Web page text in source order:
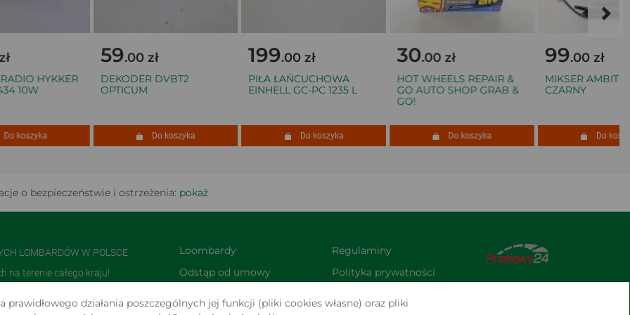
HYKKER
10W
koszyka
59.00 zł
DEKODER DVBT2
OPTICUM
Do koszyka
199.00 zł
PIŁA ŁAŃCUCHOWA
EINHELL GC-PC 1235 L
Do koszyka
30.00 zł
HOT WHEELS REPAIR &
GO AUTO SHOP GRAB &
GO!
Do koszyka
99.00 zł
MIKSER
CZARNY
Do koszyka
o bezpieczeństwie i ostrzeżenia: pokaż
LOMBARDÓW W POLSCE
na terenie całego kraju!
Loombardy
Odstąp od umowy
Zwroty i reklamacje
Regulaminy
Polityka prywatności
działania poszczególnych jej funkcji (pliki cookies własne) oraz pliki